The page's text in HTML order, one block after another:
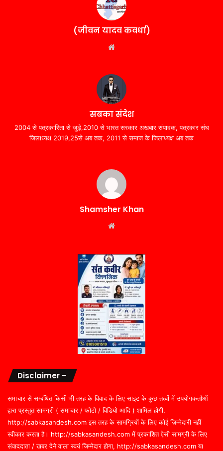
(जीवन यादव कवर्धा)
सबका संदेश
2004 से पत्रकारिता से जुड़े,2010 से भारत सरकार अखबार संपादक, पत्रकार संघ
जिलाध्यक्ष 2019,25से अब तक, 2011 से समाज के जिलाध्यक्ष अब तक
Shamsher Khan
Disclaimer –
समाचार से सम्बंधित किसी भी तरह के विवाद के लिए साइट के कुछ तत्वों में उपयोगकर्ताओं
द्वारा प्रस्तुत सामग्री ( समाचार / फोटो / विडियो आदि ) शामिल होगी,
http://sabkasandesh.com इस तरह के सामग्रियों के लिए कोई ज़िम्मेदारी नहीं
स्वीकार करता है। http://sabkasandesh.com में प्रकाशित ऐसी सामग्री के लिए
संवाददाता / खबर देने वाला स्वयं जिम्मेदार होगा, http://sabkasandesh.com या